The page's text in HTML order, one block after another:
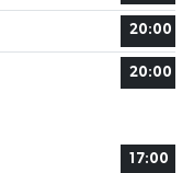
20:00
20:00
17:00